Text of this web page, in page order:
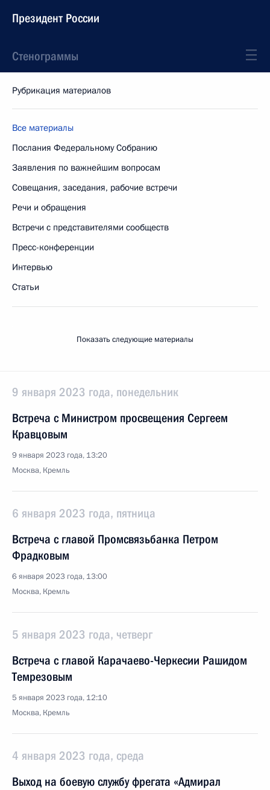
Президент России
Стенограммы
Рубрикация материалов
Все материалы
Послания Федеральному Собранию
Заявления по важнейшим вопросам
Совещания, заседания, рабочие встречи
Речи и обращения
Встречи с представителями сообществ
Пресс-конференции
Интервью
Статьи
Показать следующие материалы
9 января 2023 года, понедельник
Встреча с Министром просвещения Сергеем
Кравцовым
9 января 2023 года, 13:20
Москва, Кремль
6 января 2023 года, пятница
Встреча с главой Промсвязьбанка Петром
Фрадковым
6 января 2023 года, 13:00
Москва, Кремль
5 января 2023 года, четверг
Встреча с главой Карачаево-Черкесии Рашидом
Темрезовым
5 января 2023 года, 12:10
Москва, Кремль
4 января 2023 года, среда
Выход на боевую службу фрегата «Адмирал